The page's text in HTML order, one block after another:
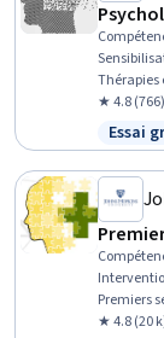
Thérapies
objectifs,
★ 4.8
Statut
Essai
Premiers
Gestion
★ 4.8 (20